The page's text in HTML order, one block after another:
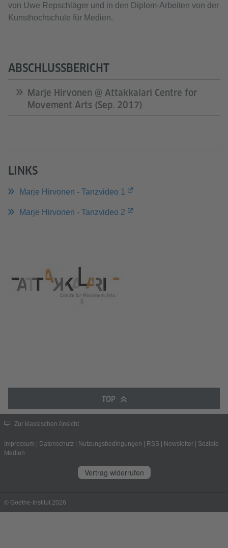
von Uwe Repschläger und in den Diplom-Arbeiten von der
Kunsthochschule für Medien.
ABSCHLUSSBERICHT
Marje Hirvonen @ Attakkalari Centre for
Movement Arts (Sep. 2017)
LINKS
Marje Hirvonen - Tanzvideo 1
Marje Hirvonen - Tanzvideo 2
TOP
Zur klassischen Ansicht
Impressum Datenschutz Nutzungsbedingungen RSS Newsletter
Soziale
Medien
Vertrag widerrufen
© Goethe-Institut 2026